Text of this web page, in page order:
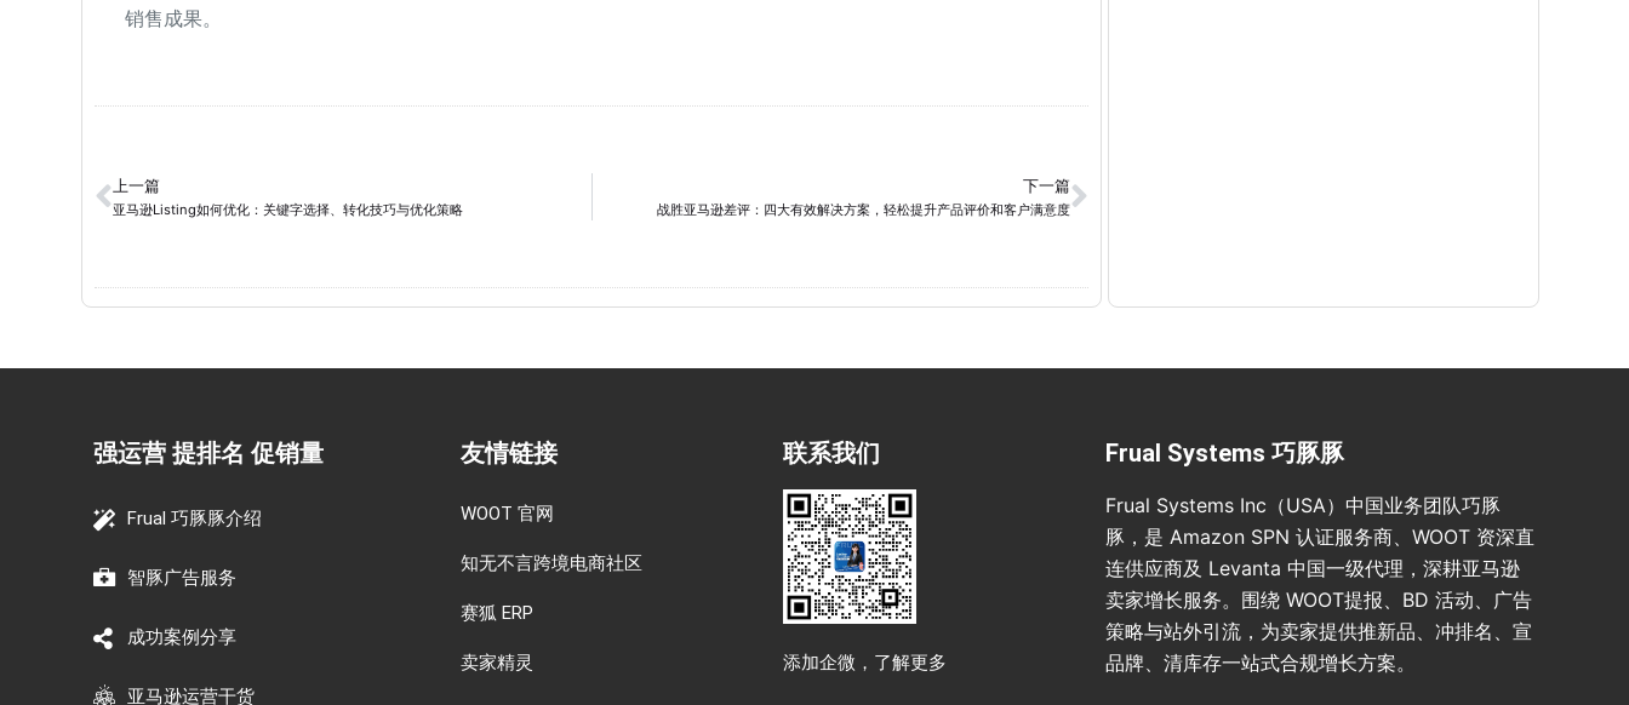
销售成果。
上一篇
亚马逊Listing如何优化：关键字选择、转化技巧与优化策略
下一篇
战胜亚马逊差评：四大有效解决方案，轻松提升产品评价和客户满意度
强运营 提排名 促销量
Frual 巧豚豚介绍
智豚广告服务
成功案例分享
亚马逊运营干货
友情链接
WOOT 官网
知无不言跨境电商社区
赛狐 ERP
卖家精灵
联系我们
添加企微，了解更多
Frual Systems 巧豚豚
Frual Systems Inc（USA）中国业务团队巧豚
豚，是 Amazon SPN 认证服务商、WOOT 资深直
连供应商及 Levanta 中国一级代理，深耕亚马逊
卖家增长服务。围绕 WOOT提报、BD 活动、广告
策略与站外引流，为卖家提供推新品、冲排名、宣
品牌、清库存一站式合规增长方案。